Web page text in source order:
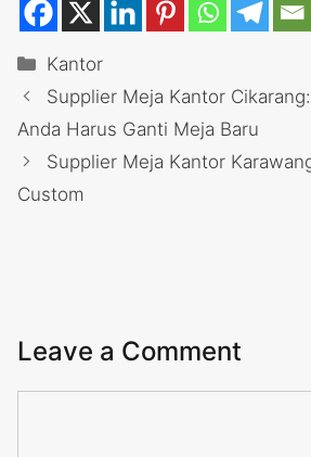
Categories
Kantor
Supplier Meja Kantor
Anda Harus Ganti Meja Baru
Supplier Meja Kantor
Custom
Leave a Comment